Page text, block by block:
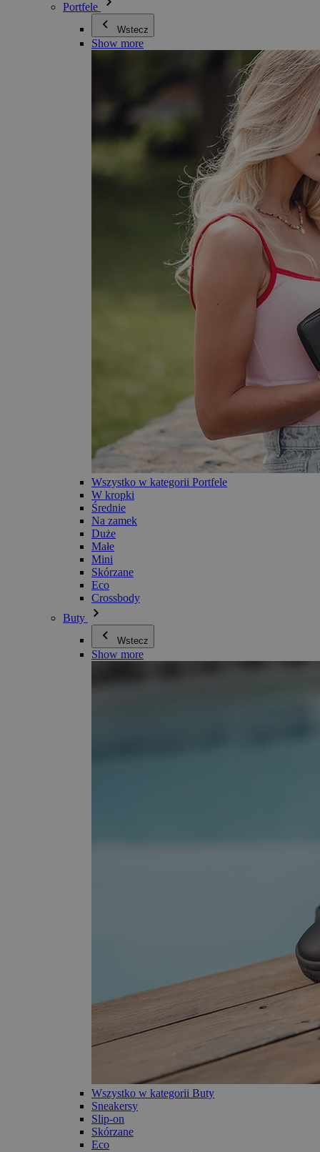
Portfele
Wstecz
Show more
Wszystko w kategorii Portfele
W kropki
Średnie
Na zamek
Duże
Małe
Mini
Skórzane
Eco
Crossbody
Buty
Wstecz
Show more
Wszystko w kategorii Buty
Sneakersy
Slip-on
Skórzane
Eco